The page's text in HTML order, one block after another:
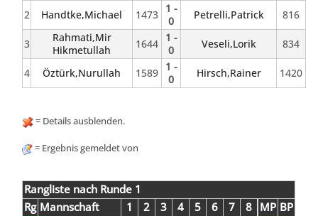
2 Handtke,Michael 1473 1 -
0
Petrelli,Patrick 816
3
Rahmati,Mir
Hikmetullah
1644 1 -
0
Veseli,Lorik 834
4 Öztürk,Nurullah 1589 1 -
0
Hirsch,Rainer 1420
= Details ausblenden.
= Ergebnis gemeldet von
Rangliste nach Runde 1
Rg Mannschaft 1 2 3 4 5 6 7 8 MP BP